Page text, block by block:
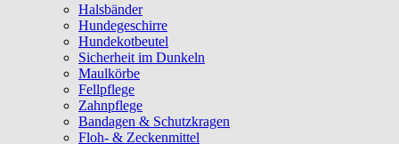
Halsbänder
Hundegeschirre
Hundekotbeutel
Sicherheit im Dunkeln
Maulkörbe
Fellpflege
Zahnpflege
Bandagen & Schutzkragen
Floh- & Zeckenmittel